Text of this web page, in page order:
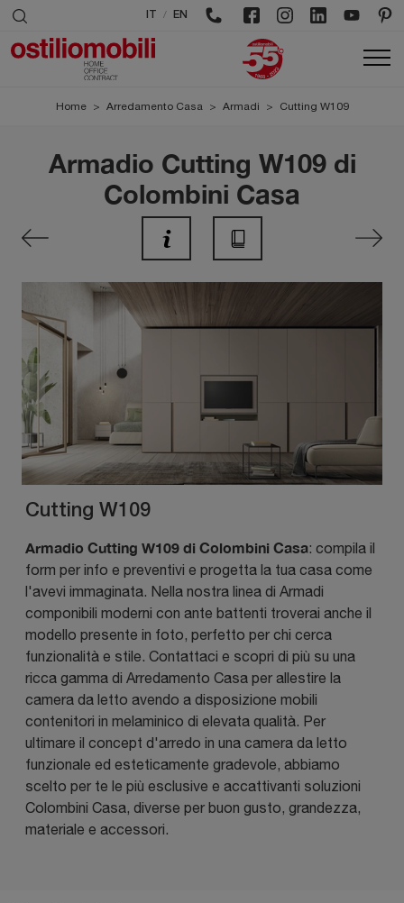
/ EN
Home > Arredamento Casa > Armadi > Cutting W109
Armadio Cutting W109 di
Colombini Casa
Cutting W109
Armadio Cutting W109 di Colombini Casa: compila il
form per info e preventivi e progetta la tua casa come
l'avevi immaginata. Nella nostra linea di Armadi
componibili moderni con ante battenti troverai anche il
modello presente in foto, perfetto per chi cerca
funzionalità e stile. Contattaci e scopri di più su una
ricca gamma di Arredamento Casa per allestire la
camera da letto avendo a disposizione mobili
contenitori in melaminico di elevata qualità. Per
ultimare il concept d'arredo in una camera da letto
funzionale ed esteticamente gradevole, abbiamo
scelto per te le più esclusive e accattivanti soluzioni
Colombini Casa, diverse per buon gusto, grandezza,
materiale e accessori.